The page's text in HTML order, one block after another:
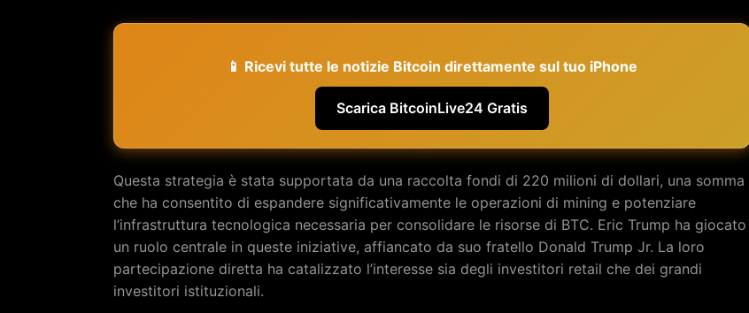
📱 Ricevi tutte le notizie Bitcoin direttamente sul tuo iPhone
Scarica BitcoinLive24 Gratis
Questa strategia è stata supportata da una raccolta fondi di 220 milioni di dollari, una somma
che ha consentito di espandere significativamente le operazioni di mining e potenziare
l’infrastruttura tecnologica necessaria per consolidare le risorse di BTC. Eric Trump ha giocato
un ruolo centrale in queste iniziative, affiancato da suo fratello Donald Trump Jr. La loro
partecipazione diretta ha catalizzato l’interesse sia degli investitori retail che dei grandi
investitori istituzionali.